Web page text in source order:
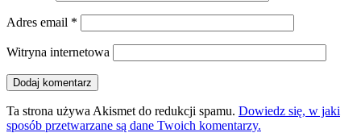
Adres email *
Witryna internetowa
Ta strona używa Akismet do redukcji spamu. Dowiedz się, w jaki
sposób przetwarzane są dane Twoich komentarzy.